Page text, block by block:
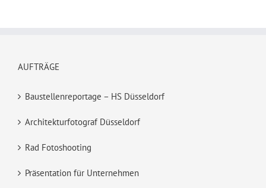
AUFTRÄGE
Baustellenreportage – HS Düsseldorf
Architekturfotograf Düsseldorf
Rad Fotoshooting
Präsentation für Unternehmen